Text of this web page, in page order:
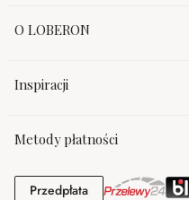
O LOBERON
Inspiracji
Metody płatności
PrzedpłataPrzedpłata